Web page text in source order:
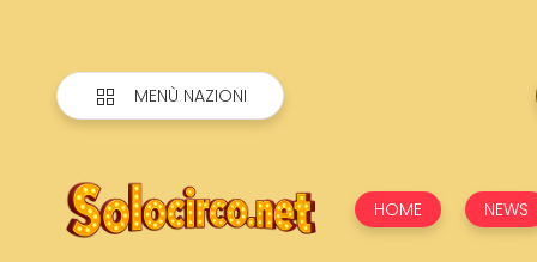
MENÙ NAZIONI
HOME NEWS